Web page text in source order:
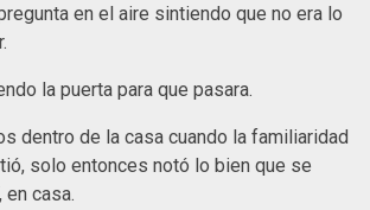
en el aire sintiendo que no era lo
la puerta para que pasara.
dentro de la casa cuando la familiaridad
solo entonces notó lo bien que se
casa.